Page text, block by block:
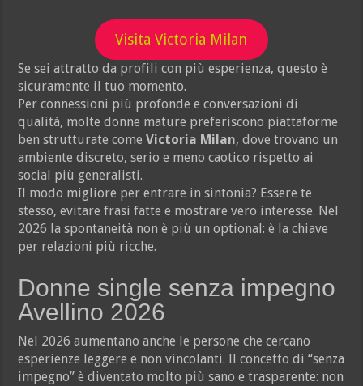
Visita Victoria Milan
Se sei attratto da profili con più esperienza, questo è
sicuramente il tuo momento.
Per connessioni più profonde e conversazioni di
qualità, molte donne mature preferiscono piattaforme
ben strutturate comeVictoria Milan, dove trovano un
ambiente discreto, serio e meno caotico rispetto ai
social più generalisti.
Il modo migliore per entrare in sintonia? Essere te
stesso, evitare frasi fatte e mostrare vero interesse. Nel
2026 la spontaneità non è più un optional: è la chiave
per relazioni più ricche.
Donne single senza impegno
Avellino 2026
Nel 2026 aumentano anche le persone che cercano
esperienze leggere e non vincolanti. Il concetto di “senza
impegno” è diventato molto più sano e trasparente: non